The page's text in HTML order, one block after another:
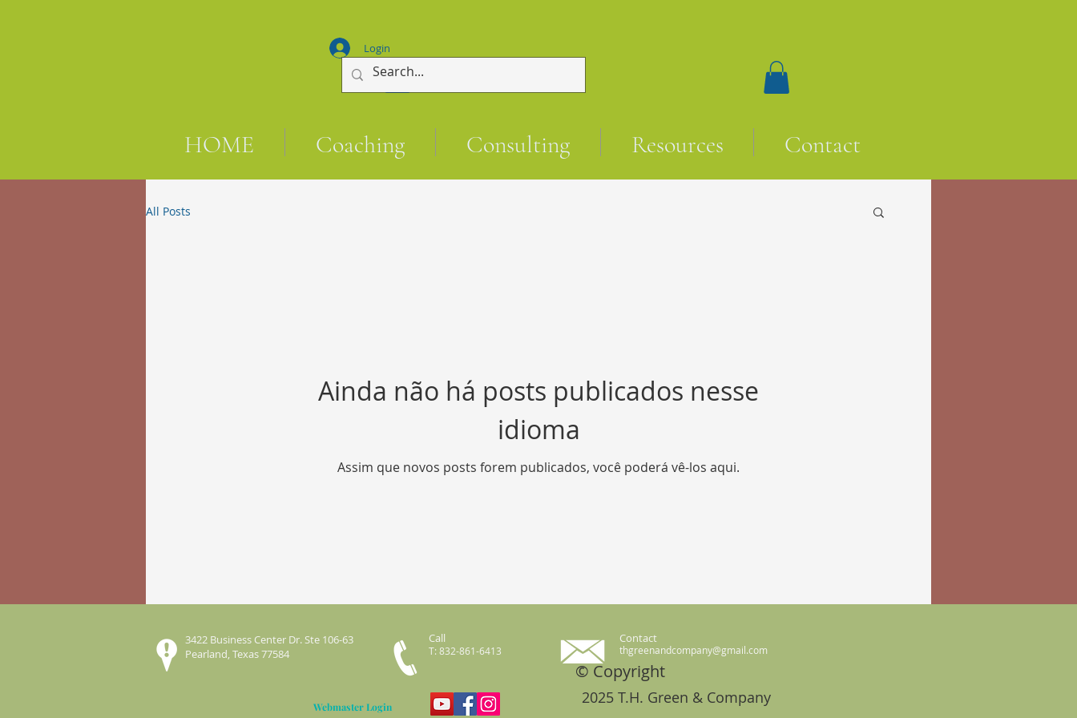
Login
HOME Coaching Consulting Resources Contact
All Posts
Ainda não há posts publicados nesse
idioma
Assim que novos posts forem publicados, você poderá vê-los aqui.
3422 Business Center Dr. Ste 106-63
Pearland, Texas 77584
Call
T: 832-861-6413
Contact
thgreenandcompany@gmail.com
2025 T.H. Green & Company
Webmaster Login
© Copyright